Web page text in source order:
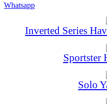
Whatsapp
Inverted Series
Sportster
Solo